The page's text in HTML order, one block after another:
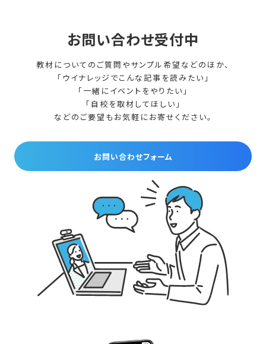
お問い合わせ受付中
教材についてのご質問やサンプル希望などのほか、
「ウイナレッジでこんな記事を読みたい」
「一緒にイベントをやりたい」
「自校を取材してほしい」
などのご要望もお気軽にお寄せください。
お問い合わせフォーム